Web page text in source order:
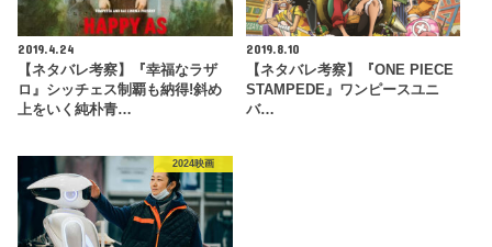
2019.4.24
【ネタバレ考察】『幸福なラザ
ロ』シッチェス制覇も納得!斜め
上をいく純朴青…
2019.8.10
【ネタバレ考察】『ONE PIECE
STAMPEDE』ワンピースユニ
バ…
2024映画